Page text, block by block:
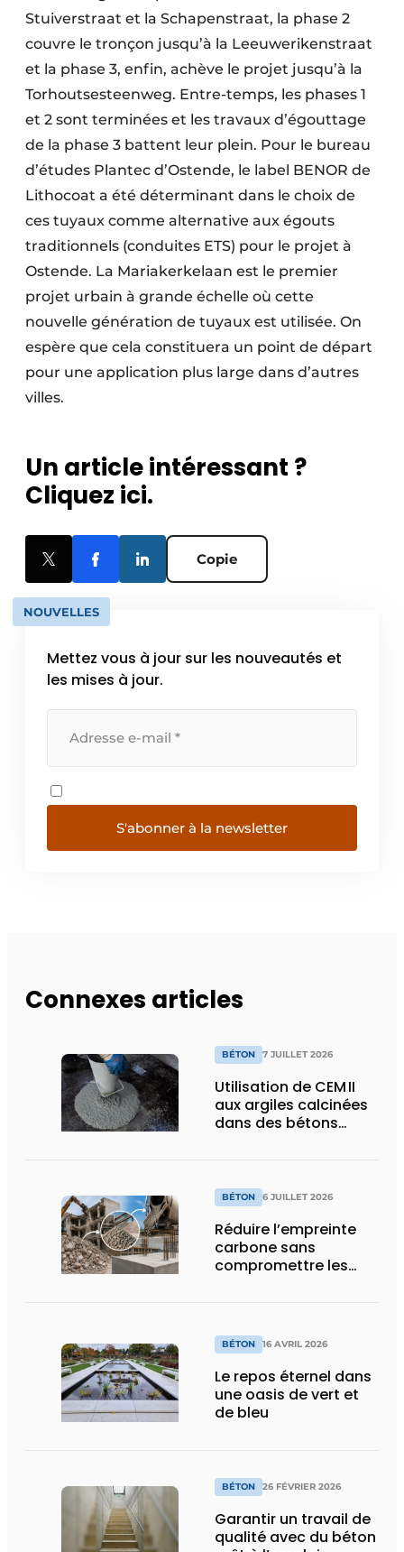
Stuiverstraat et la Schapenstraat, la phase 2
couvre le tronçon jusqu’à la Leeuweriken­straat
et la phase 3, enfin, achève le projet jusqu’à la
Torhoutse­steen­weg. Entre-temps, les phases 1
et 2 sont terminées et les travaux d’égouttage
de la phase 3 battent leur plein. Pour le bureau
d’études Plantec d’Ostende, le label BENOR de
Lithocoat a été déterminant dans le choix de
ces tuyaux comme alternative aux égouts
traditionnels (conduites ETS) pour le projet à
Ostende. La Mariakerkelaan est le premier
projet urbain à grande échelle où cette
nouvelle génération de tuyaux est utilisée. On
espère que cela constituera un point de départ
pour une application plus large dans d’autres
villes.
Un article intéressant ?
Cliquez ici.
Copie
NOUVELLES
Mettez vous à jour sur les nouveautés et
les mises à jour.
S'abonner à la newsletter
Connexes articles
BÉTON 7 JUILLET 2026
Utilisation de CEM II
aux argiles calcinées
dans des bétons
BÉTON 6 JUILLET 2026
Réduire l’empreinte
carbone sans
compromettre les
BÉTON 16 AVRIL 2026
Le repos éternel dans
une oasis de vert et
de bleu
BÉTON 26 FÉVRIER 2026
Garantir un travail de
qualité avec du béton